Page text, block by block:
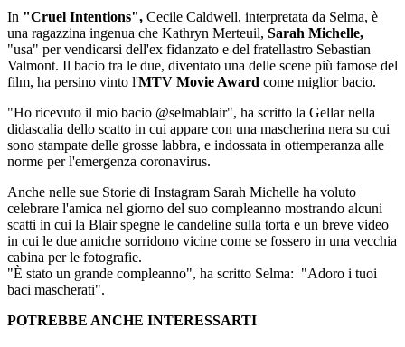
In "Cruel Intentions", Cecile Caldwell, interpretata da Selma, è
una ragazzina ingenua che Kathryn Merteuil, Sarah Michelle,
"usa" per vendicarsi dell'ex fidanzato e del fratellastro Sebastian
Valmont. Il bacio tra le due, diventato una delle scene più famose del
film, ha persino vinto l'MTV Movie Award come miglior bacio.
"Ho ricevuto il mio bacio @selmablair", ha scritto la Gellar nella
didascalia dello scatto in cui appare con una mascherina nera su cui
sono stampate delle grosse labbra, e indossata in ottemperanza alle
norme per l'emergenza coronavirus.
Anche nelle sue Storie di Instagram Sarah Michelle ha voluto
celebrare l'amica nel giorno del suo compleanno mostrando alcuni
scatti in cui la Blair spegne le candeline sulla torta e un breve video
in cui le due amiche sorridono vicine come se fossero in una vecchia
cabina per le fotografie.
"È stato un grande compleanno", ha scritto Selma: "Adoro i tuoi
baci mascherati".
POTREBBE ANCHE INTERESSARTI